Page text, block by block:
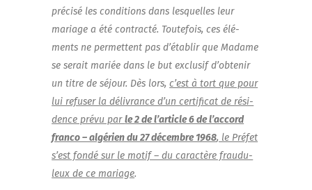
pré­ci­sé les condi­tions dans les­quelles leur
mariage a été contrac­té. Tou­te­fois, ces élé­
ments ne per­mettent pas d’établir que Madame
se serait mariée dans le but exclu­sif d’obtenir
un titre de séjour. Dès lors,c’est à tort que pour
lui refu­ser la déli­vrance d’un cer­ti­fi­cat de rési­
dence pré­vu parle 2 de l’article 6 de l’accord
fran­co – algé­rien du 27 décembre 1968, le Pré­fet
s’est fon­dé sur le motif – du carac­tère frau­du­
leux de ce mariage.